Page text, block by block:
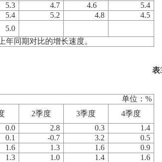
5.3 4.7 4.6
5.4
5.4 5.2 4.8
4.5
5.0
年同期对比的增长速度。
表
单位：%
2季度 3季度 4季度
0.0 2.8 0.3
1.4
0.1 -0.7 3.2
0.5
1.6 1.3 1.6
0.9
1.3 1.0 1.4
1.6